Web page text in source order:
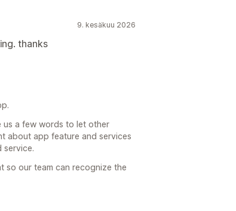
9. kesäkuu 2026
thanks
us a few words to let other
about app feature and services
service.
so our team can recognize the